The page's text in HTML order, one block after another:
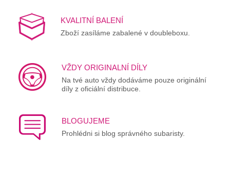
KVALITNÍ BALENÍ
Zboží zasíláme zabalené v doubleboxu.
VŽDY ORIGINALNÍ DÍLY
Na tvé auto vždy dodáváme pouze originální
díly z oficiální distribuce.
BLOGUJEME
Prohlédni si blog správného subaristy.